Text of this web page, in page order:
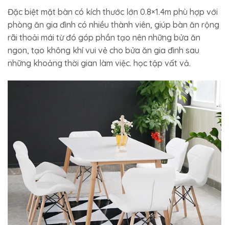
Đặc biệt mặt bàn có kích thước lớn 0.8×1.4m phù hợp với
phòng ăn gia đình có nhiều thành viên, giúp bàn ăn rộng
rãi thoải mái từ đó góp phần tạo nên những bửa ăn
ngon, tạo không khí vui vẻ cho bửa ăn gia đình sau
những khoảng thời gian làm việc. học tập vất vả.